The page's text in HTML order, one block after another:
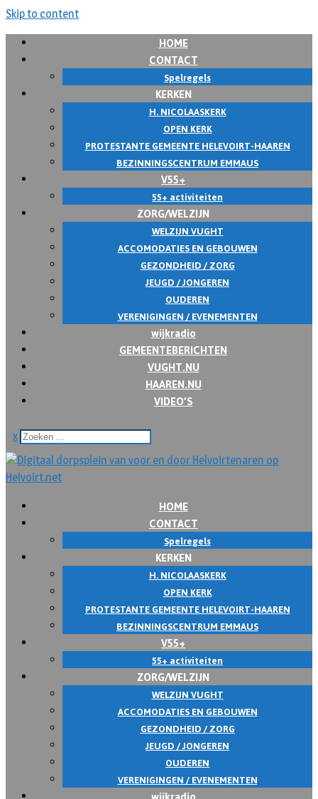
Skip to content
HOME
CONTACT
Spelregels
KERKEN
H. NICOLAASKERK
OPEN KERK
PROTESTANTE GEMEENTE HELEVOIRT-HAAREN
BEZINNINGSCENTRUM EMMAUS
V55+
55+ activiteiten
ZORG/WELZIJN
WELZIJN VUGHT
ACCOMODATIES EN GEBOUWEN
GEZONDHEID / ZORG
JEUGD / JONGEREN
OUDEREN
VERENIGINGEN / EVENEMENTEN
wijkradio
GEMEENTEBERICHTEN
VUGHT.NU
HAAREN.NU
VIDEO’S
x
HOME
CONTACT
Spelregels
KERKEN
H. NICOLAASKERK
OPEN KERK
PROTESTANTE GEMEENTE HELEVOIRT-HAAREN
BEZINNINGSCENTRUM EMMAUS
V55+
55+ activiteiten
ZORG/WELZIJN
WELZIJN VUGHT
ACCOMODATIES EN GEBOUWEN
GEZONDHEID / ZORG
JEUGD / JONGEREN
OUDEREN
VERENIGINGEN / EVENEMENTEN